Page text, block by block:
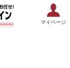
マイページ